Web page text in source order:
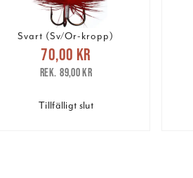
Svart (Sv/Or-kropp)
Nuvarande pris
70,00 krTidigare pris
89,00 kr
70,00 kr
89,00 kr
Tillfälligt slut